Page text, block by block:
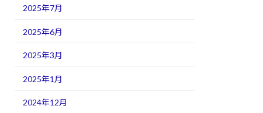
2025年7月
2025年6月
2025年3月
2025年1月
2024年12月